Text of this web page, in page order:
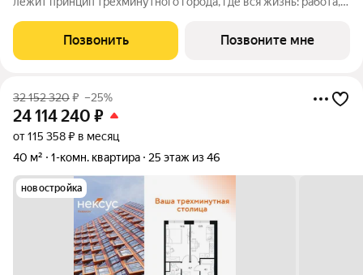
шаговой доступности. Он не просто экономит время, а
кардинально
Позвонить Позвоните мне
32 152 320₽ –25%
24 114 240 ₽
от 115 358 ₽ в месяц
40 м²
1-комн. квартира 25 этаж из 46
новостройка